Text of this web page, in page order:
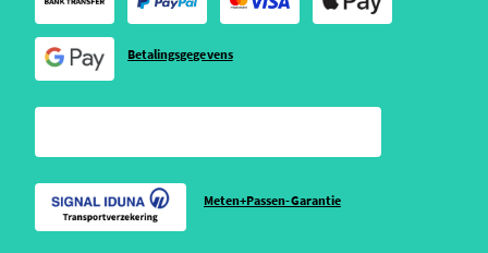
Betalingsgegevens
Meten+Passen-Garantie